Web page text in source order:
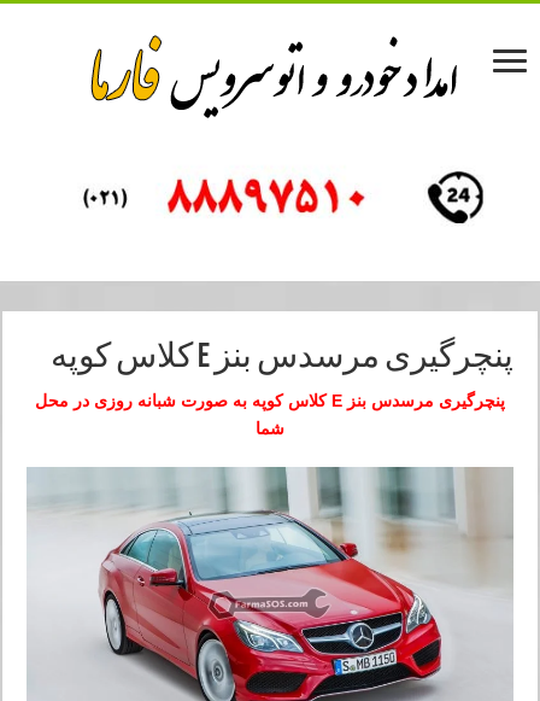
پنچرگیری مرسدس بنز E کلاس کوپه
پنچرگیری مرسدس بنز E کلاس کوپه به صورت شبانه روزی در محل
شما